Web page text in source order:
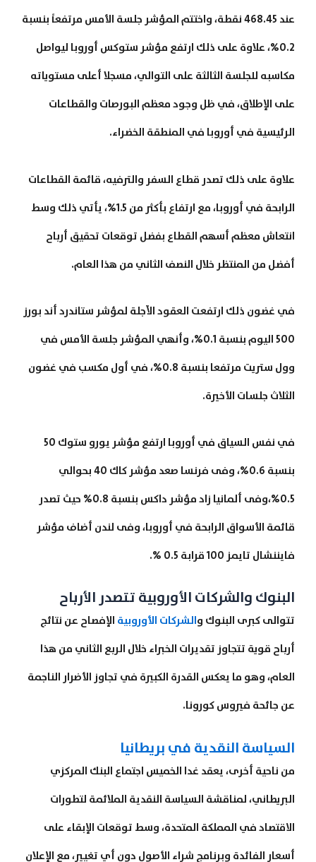
عند 468.45 نقطة، واختتم المؤشر جلسة الأمس مرتفعاً بنسبة
0.2%، علاوة على ذلك ارتفع مؤشر ستوكس أوروبا ليواصل
مكاسبه للجلسة الثالثة على التوالي، مسجلا أعلى مستوياته
على الإطلاق، في ظل وجود معظم البورصات والقطاعات
الرئيسية في أوروبا في المنطقة الخضراء.
علاوة على ذلك تصدر قطاع السفر والترفيه، قائمة القطاعات
الرابحة في أوروبا، مع ارتفاع بأكثر من 1.5%، يأتي ذلك وسط
انتعاش معظم أسهم القطاع بفضل توقعات تحقيق أرباح
أفضل من المنتظر خلال النصف الثاني من هذا العام.
في غضون ذلك ارتفعت العقود الآجلة لمؤشر ستاندرد أند بورز
500 اليوم بنسبة 0.1%، وأنهي المؤشر جلسة الأمس في
وول ستريت مرتفعا بنسبة 0.8%، في أول مكسب في غضون
الثلاث جلسات الأخيرة.
في نفس السياق في أوروبا ارتفع مؤشر يورو ستوك 50
بنسبة 0.6%، وفى فرنسا صعد مؤشر كاك 40 بحوالي
0.5%،وفى ألمانيا زاد مؤشر داكس بنسبة 0.8% حيث تصدر
قائمة الأسواق الرابحة في أوروبا، وفى لندن أضاف مؤشر
فايننشال تايمز 100 قرابة 0.5 %.
البنوك والشركات الأوروبية تتصدر الأرباح
تتوالى كبرى البنوك والشركات الأوروبية الإفصاح عن نتائج
أرباح قوية تتجاوز تقديرات الخبراء خلال الربع الثاني من هذا
العام، وهو ما يعكس القدرة الكبيرة في تجاوز الأضرار الناجمة
عن جائحة فيروس كورونا.
السياسة النقدية في بريطانيا
من ناحية أخرى، يعقد غدا الخميس اجتماع البنك المركزي
البريطاني، لمناقشة السياسة النقدية الملائمة لتطورات
الاقتصاد في المملكة المتحدة، وسط توقعات الإبقاء على
أسعار الفائدة وبرنامج شراء الأصول دون أي تغيير، مع الإعلان